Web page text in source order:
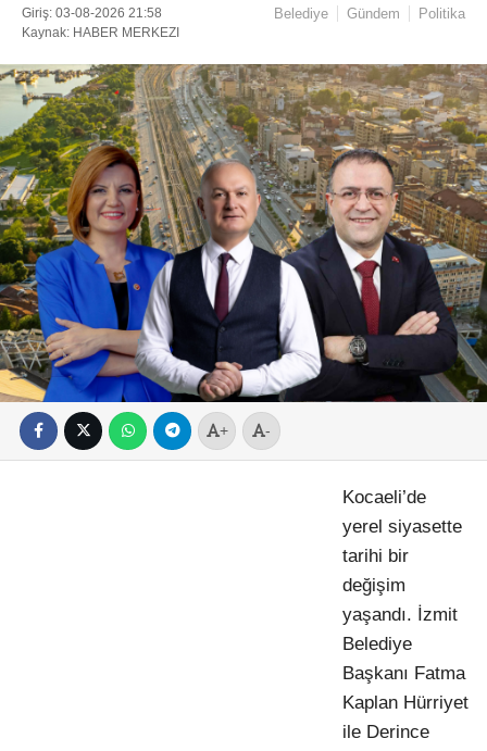
Giriş: 03-08-2026 21:58
Kaynak: HABER MERKEZI
Belediye Gündem Politika
+ -
Kocaeli’de
yerel siyasette
tarihi bir
değişim
yaşandı. İzmit
Belediye
Başkanı Fatma
Kaplan Hürriyet
ile Derince